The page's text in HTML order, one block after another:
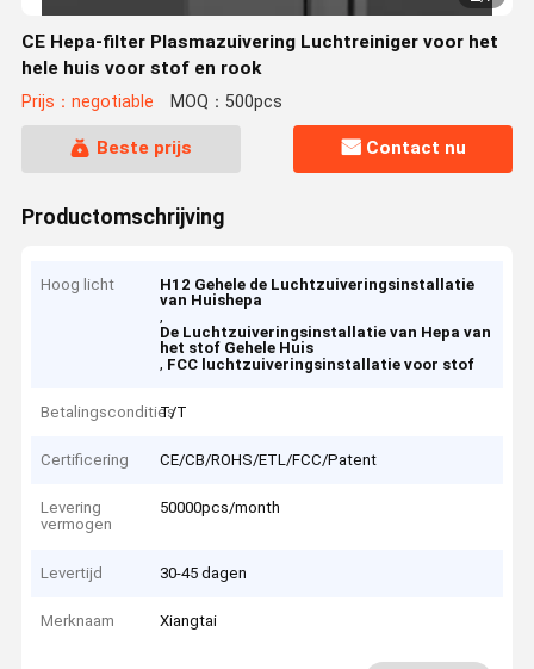
CE Hepa-filter Plasmazuivering Luchtreiniger voor het
hele huis voor stof en rook
Prijs：negotiable MOQ：500pcs
Beste prijs Contact nu
Productomschrijving
Hoog licht
H12 Gehele de Luchtzuiveringsinstallatie
van Huishepa
,
De Luchtzuiveringsinstallatie van Hepa van
het stof Gehele Huis
, FCC luchtzuiveringsinstallatie voor stof
Betalingscondities
T/T
Certificering CE/CB/ROHS/ETL/FCC/Patent
Levering
vermogen
50000pcs/month
Levertijd 30-45 dagen
Merknaam Xiangtai